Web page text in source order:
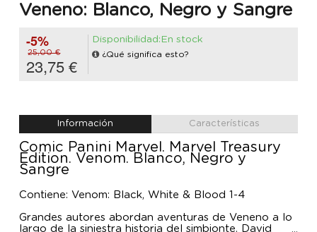
Veneno: Blanco, Negro y Sangre
-5%
25,00 €
23,75 €
Disponibilidad:En stock
¿Qué significa esto?
Información Características
Comic Panini Marvel. Marvel Treasury
Edition. Venom. Blanco, Negro y
Sangre
Contiene: Venom: Black, White & Blood 1-4
Grandes autores abordan aventuras de Veneno a lo
largo de la siniestra historia del simbionte. David